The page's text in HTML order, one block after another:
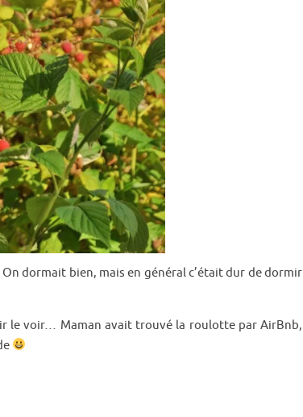
On dormait bien, mais en général c’était dur de dormir
le voir… Maman avait trouvé la roulotte par AirBnb,